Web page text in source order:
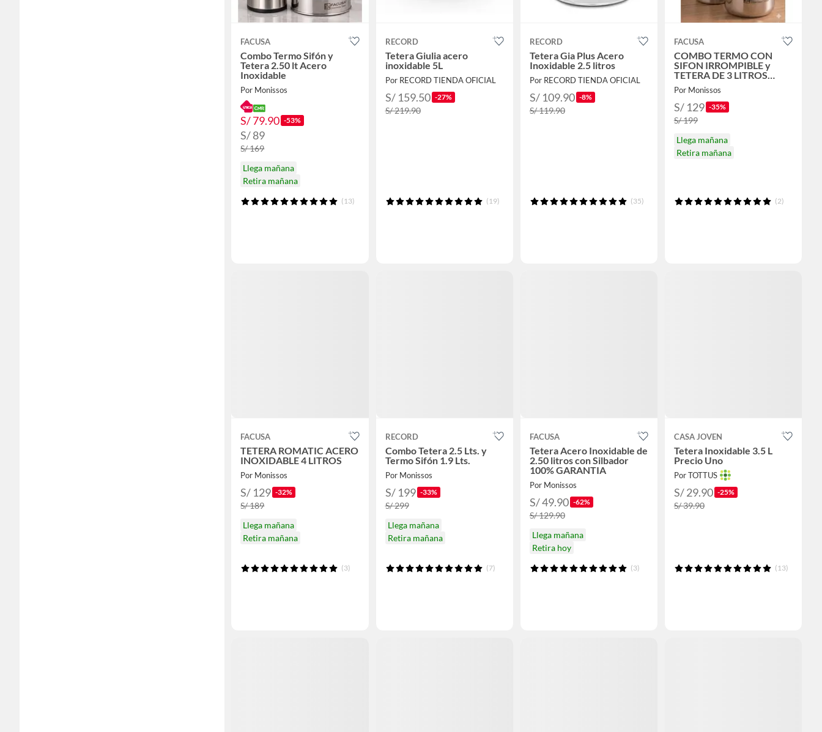
FACUSA
Combo Termo Sifón y
Tetera 2.50 lt Acero
Inoxidable
Por Monissos
S/ 79.90 -53%
S/ 89
S/ 169
Llega mañana
Retira mañana
(13)
RECORD
Tetera Giulia acero
inoxidable 5L
Por RECORD TIENDA OFICIAL
S/ 159.50 -27%
S/ 219.90
(19)
RECORD
Tetera Gia Plus Acero
Inoxidable 2.5 litros
Por RECORD TIENDA OFICIAL
S/ 109.90 -8%
S/ 119.90
(35)
FACUSA
COMBO TERMO CON
SIFON IRROMPIBLE y
TETERA DE 3 LITROS
ACERO INOX
Por Monissos
S/ 129 -35%
S/ 199
Llega mañana
Retira mañana
(2)
FACUSA
TETERA ROMATIC ACERO
INOXIDABLE 4 LITROS
Por Monissos
S/ 129 -32%
S/ 189
Llega mañana
Retira mañana
(3)
RECORD
Combo Tetera 2.5 Lts. y
Termo Sifón 1.9 Lts.
Por Monissos
S/ 199 -33%
S/ 299
Llega mañana
Retira mañana
(7)
FACUSA
Tetera Acero Inoxidable de
2.50 litros con Silbador
100% GARANTIA
Por Monissos
S/ 49.90 -62%
S/ 129.90
Llega mañana
Retira hoy
(3)
CASA JOVEN
Tetera Inoxidable 3.5 L
Precio Uno
Por TOTTUS
S/ 29.90 -25%
S/ 39.90
(13)